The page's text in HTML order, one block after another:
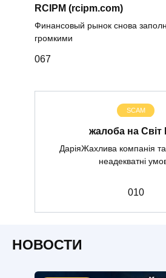
RCIPM (rcipm.com)
Финансовый рынок снова
громкими
067
SCAM
жалоба на Світ
ДаріяЖахлива компанія
неадекватні
010
НОВОСТИ